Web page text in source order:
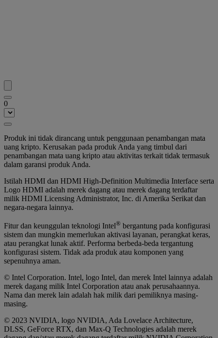
0
Produk ini tidak dirancang untuk penggunaan penambangan mata
uang kripto. Kerusakan pada produk Anda yang timbul dari
penambangan mata uang kripto atau aktivitas terkait tidak termasuk
dalam garansi produk Anda.
Istilah HDMI dan HDMI High-Definition Multimedia Interface serta
Logo HDMI adalah merek dagang atau merek dagang terdaftar
milik HDMI Licensing Administrator, Inc. di Amerika Serikat dan
negara-negara lainnya.
Fitur dan keunggulan teknologi Intel® bergantung pada konfigurasi
sistem dan mungkin memerlukan aktivasi layanan, perangkat keras,
atau perangkat lunak aktif. Performa berbeda-beda tergantung
konfigurasi sistem. Tidak ada produk atau komponen yang
sepenuhnya aman.
© Intel Corporation. Intel, logo Intel, dan merek Intel lainnya adalah
merek dagang milik Intel Corporation atau anak perusahaannya.
Nama dan merek lain adalah hak milik dari pemiliknya masing-
masing.
© 2023 NVIDIA, logo NVIDIA, Ada Lovelace Architecture,
DLSS, GeForce RTX, dan Max-Q Technologies adalah merek